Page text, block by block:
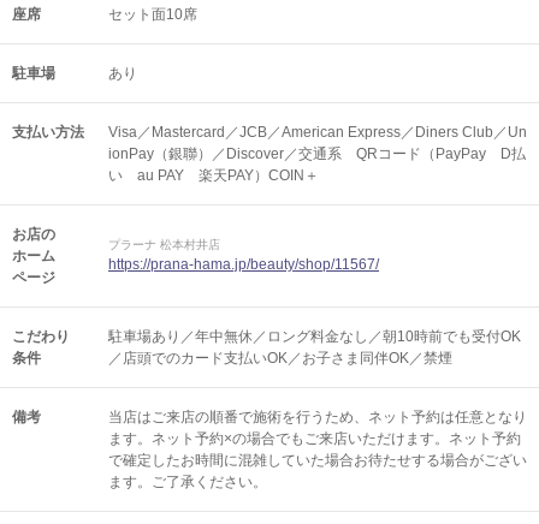
座席 セット面10席
駐車場 あり
支払い方法
Visa／Mastercard／JCB／American Express／Diners Club／Un
ionPay（銀聯）／Discover／交通系 QRコード（PayPay D払
い au PAY 楽天PAY）COIN＋
お店の
ホーム
ページ
プラーナ 松本村井店
https://prana-hama.jp/beauty/shop/11567/
こだわり
条件
駐車場あり／年中無休／ロング料金なし／朝10時前でも受付OK
／店頭でのカード支払いOK／お子さま同伴OK／禁煙
備考
当店はご来店の順番で施術を行うため、ネット予約は任意となり
ます。ネット予約×の場合でもご来店いただけます。ネット予約
で確定したお時間に混雑していた場合お待たせする場合がござい
ます。ご了承ください。